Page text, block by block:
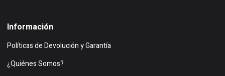
Información
Políticas de Devolución y Garantía
¿Quiénes Somos?